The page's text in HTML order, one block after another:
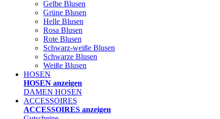
Gelbe Blusen
Grüne Blusen
Helle Blusen
Rosa Blusen
Rote Blusen
Schwarz-weiße Blusen
Schwarze Blusen
Weiße Blusen
HOSEN
HOSEN anzeigen
DAMEN HOSEN
ACCESSOIRES
ACCESSOIRES anzeigen